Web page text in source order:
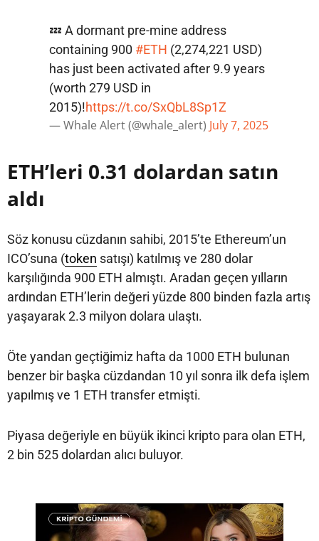
💤 A dormant pre-mine address
containing 900 #ETH (2,274,221 USD)
has just been activated after 9.9 years
(worth 279 USD in
2015)!https://t.co/SxQbL8Sp1Z
— Whale Alert (@whale_alert) July 7, 2025
ETH’leri 0.31 dolardan satın
aldı
Söz konusu cüzdanın sahibi, 2015’te Ethereum’un
ICO’suna (token satışı) katılmış ve 280 dolar
karşılığında 900 ETH almıştı. Aradan geçen yılların
ardından ETH’lerin değeri yüzde 800 binden fazla artış
yaşayarak 2.3 milyon dolara ulaştı.
Öte yandan geçtiğimiz hafta da 1000 ETH bulunan
benzer bir başka cüzdandan 10 yıl sonra ilk defa işlem
yapılmış ve 1 ETH transfer etmişti.
Piyasa değeriyle en büyük ikinci kripto para olan ETH,
2 bin 525 dolardan alıcı buluyor.